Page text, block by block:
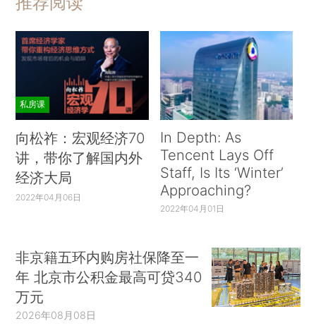
私房课
向松祚：宏观经济70
讲，带你了解国内外
经济大局
2022年04月06日
In Depth: As
Tencent Lays Off
Staff, Is Its ‘Winter’
Approaching?
2022年04月01日
非京籍五环内购房社保降至一
年 北京市公积金最高可贷340
万元
2026年08月08日